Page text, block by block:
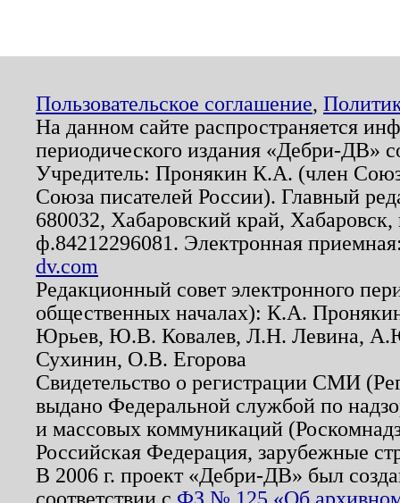
Пользовательское соглашение,
На данном сайте распространяется
периодического издания «Дебри-ДВ»
Учредитель: Пронякин К.А. (член
Союза писателей России). Главный
680032, Хабаровский край,
ф.84212296081. Электронная
dv.com
Редакционный совет электронного
общественных началах): К.А.
Юрьев, Ю.В. Ковалев, Л.Н. Левина,
Сухинин, О.В. Егорова
Свидетельство о регистрации СМИ
выдано Федеральной службой по
и массовых коммуникаций
Российская Федерация, зарубежные
В 2006 г. проект «Дебри-ДВ» был
соответствии с ФЗ № 125 «Об